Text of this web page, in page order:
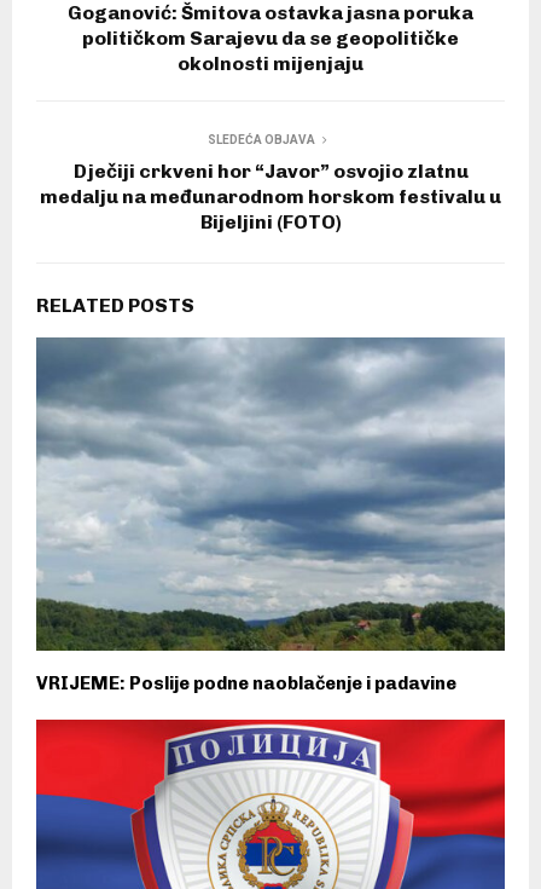
Goganović: Šmitova ostavka jasna poruka
političkom Sarajevu da se geopolitičke
okolnosti mijenjaju
SLEDEĆA OBJAVA
Dječiji crkveni hor “Javor” osvojio zlatnu
medalju na međunarodnom horskom festivalu u
Bijeljini (FOTO)
RELATED POSTS
VRIJEME: Poslije podne naoblačenje i padavine